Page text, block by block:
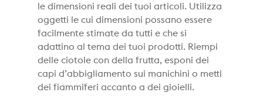
le dimensioni reali dei tuoi articoli. Utilizza
oggetti le cui dimensioni possano essere
facilmente stimate da tutti e che si
adattino al tema dei tuoi prodotti. Riempi
delle ciotole con della frutta, esponi dei
capi d’abbigliamento sui manichini o metti
dei fiammiferi accanto a dei gioielli.